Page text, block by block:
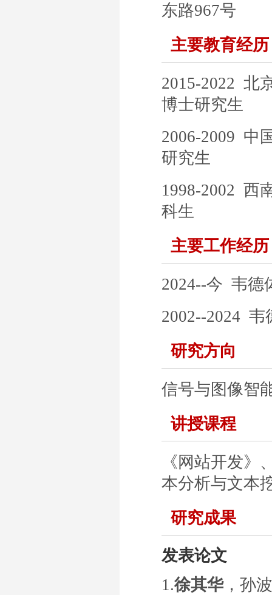
东路967号
主要教育经历
2015-2022 北
博士研究生
2006-2009 中
研究生
1998-2002 西
科生
主要工作经历
2024--今 韦德
2002--2024 韦
研究方向
信号与图像智
讲授课程
《网站开发
本分析与文本
研究成果
发表论文
1.徐其华，孙波